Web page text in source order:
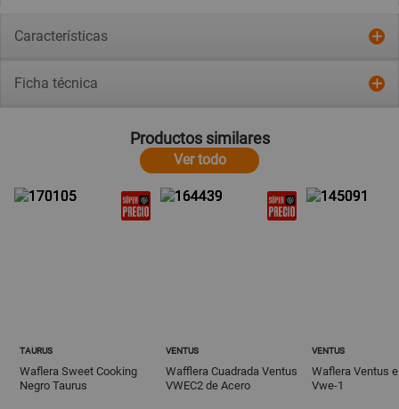
Características
Ficha técnica
Productos similares
Ver todo
TAURUS
Waflera Sweet Cooking
Negro Taurus
VENTUS
Wafflera Cuadrada Ventus
VWEC2 de Acero
VENTUS
Waflera Ventus
Vwe-1